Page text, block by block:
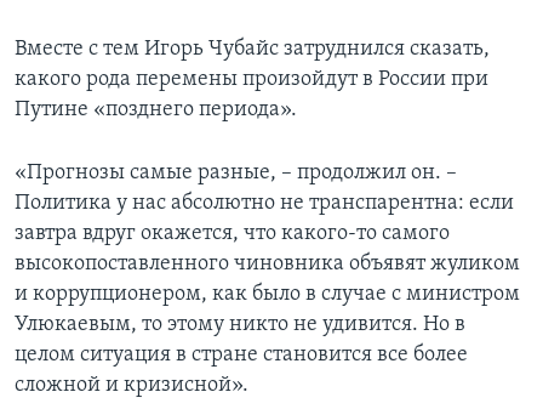
Вместе с тем Игорь Чубайс затруднился сказать,
какого рода перемены произойдут в России при
Путине «позднего периода».
«Прогнозы самые разные, – продолжил он. –
Политика у нас абсолютно не транспарентна: если
завтра вдруг окажется, что какого-то самого
высокопоставленного чиновника объявят жуликом
и коррупционером, как было в случае с министром
Улюкаевым, то этому никто не удивится. Но в
целом ситуация в стране становится все более
сложной и кризисной».